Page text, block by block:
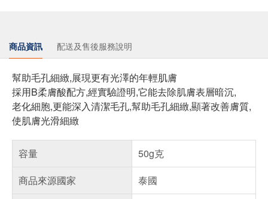
商品資訊 配送及售後服務說明
幫助毛孔細緻,展現更有光澤的年輕肌膚
採用B柔膚酸配方,經實驗證明,它能去除肌膚表層暗沉,
老化細胞,更能深入清潔毛孔,幫助毛孔細緻,顯著改善膚質,
使肌膚光滑細緻
容量
50g克
商品來源國家
泰國